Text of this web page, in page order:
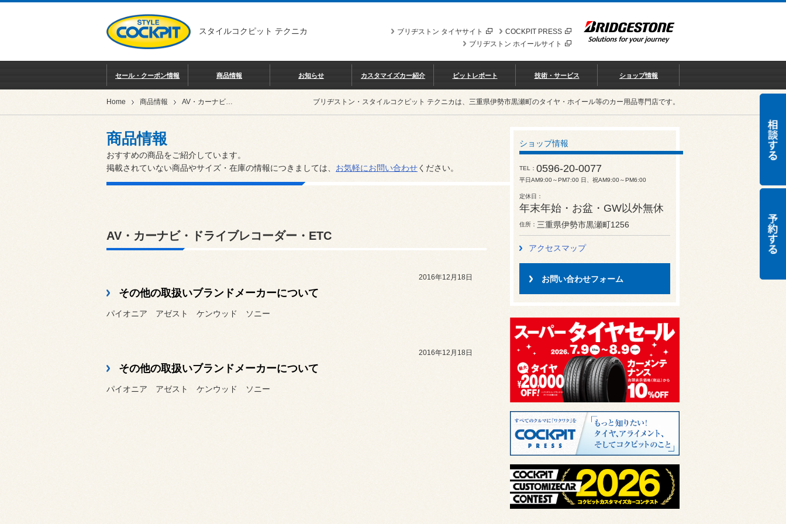
スタイルコクピット テクニカ COCKPIT PRESS
ブリヂストン タイヤサイト
ブリヂストン ホイールサイト
セール・クーポン情報 商品情報 お知らせ カスタマイズカー紹介 ピットレポート 技術・サービス ショップ情報
Home 商品情報 AV・カーナビ・ドライブレコーダー・ETC ブリヂストン・スタイルコクピット テクニカは、三重県伊勢市黒瀬町のタイヤ・ホイール等のカー用品専門店です。
商品情報
おすすめの商品をご紹介しています。
掲載されていない商品やサイズ・在庫の情報につきましては、 お気軽にお問い合わせください。
AV・カーナビ・ドライブレコーダー・ETC
2016年12月18日
その他の取扱いブランドメーカーについて
パイオニア アゼスト ケンウッド ソニー
2016年12月18日
その他の取扱いブランドメーカーについて
パイオニア アゼスト ケンウッド ソニー
ショップ情報
TEL 0596-20-0077
平日AM9:00～PM7:00 日、祝AM9:00～PM6:00
定休日
年末年始・お盆・GW以外無休
住所 三重県伊勢市黒瀬町1256
アクセスマップ
お問い合わせフォーム